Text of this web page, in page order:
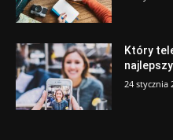
Który
24 stycznia